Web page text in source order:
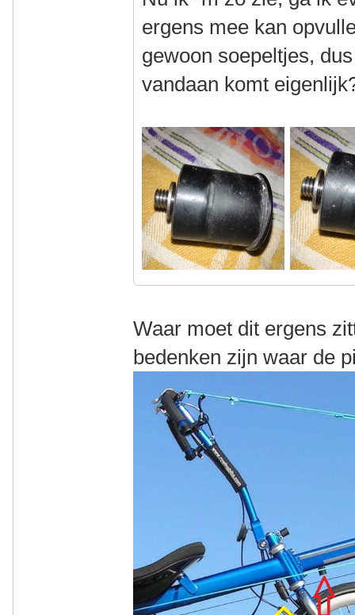
ergens mee kan
gewoon soepeltjes,
vandaan komt
Waar moet dit ergens
bedenken zijn waar de